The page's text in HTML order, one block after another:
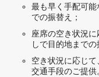
最も早く手配可
での振替え；
座席の空き状況
しで目的地まで
空き状況に応じ
交通手段のご提供